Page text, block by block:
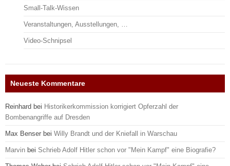
Small-Talk-Wissen
Veranstaltungen, Ausstellungen, …
Video-Schnipsel
Neueste Kommentare
Reinhard bei Historikerkommission korrigiert Opferzahl der
Bombenangriffe auf Dresden
Max Benser bei Willy Brandt und der Kniefall in Warschau
Marvin bei Schrieb Adolf Hitler schon vor "Mein Kampf" eine Biografie?